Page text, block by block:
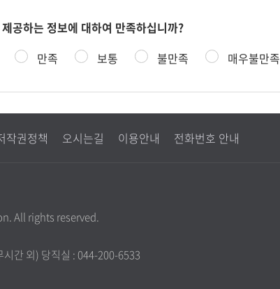
공하는 정보에 대하여 만족하십니까?
만족 보통 불만족 매우불만족
작권정책 오시는길 이용안내 전화번호 안내
All rights reserved.
간 외) 당직실 : 044-200-6533